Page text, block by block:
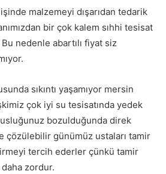
işinde malzemeyi dışarıdan tedarik
bir çok kalem sıhhi tesisat
nedenle abartılı fiyat siz
sıkıntı yaşamıyor mersin
çok iyi su tesisatında yedek
bozulduğunda direk
çözülebilir günümüz ustaları tamir
tercih ederler çünkü tamir
zordur.